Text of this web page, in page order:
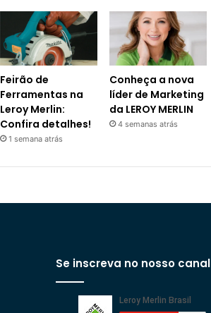
Feirão de
Ferramentas na
Leroy Merlin:
Confira detalhes!
1 semana atrás
Conheça a nova
líder de Marketing
da LEROY MERLIN
4 semanas atrás
Se inscreva no nosso canal